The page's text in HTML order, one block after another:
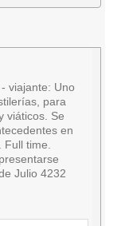
viajante: Uno
para
viáticos. Se
en
time.
Julio 4232